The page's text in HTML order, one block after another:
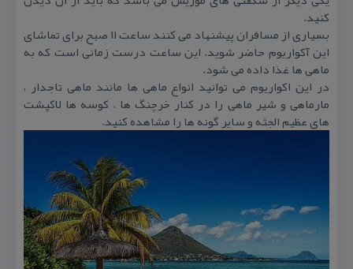
كنید.
بسیاری از مسافران پیشنهاد می كنند ساعت ۱۱ صبح برای تماشای
این آكواریوم حاضر شوید. این ساعت درست زمانی است كه به
ماهی ها غذا داده می شود.
در این اكواریوم می توانید انواع ماهی ها مانند ماهی تاجدار ،
مارماهی و شیر ماهی را در كنار خرچنگ ها ، كوسه ها لاكپشت
های عظیم الجثه و سایر گونه ها را مشاهده كنید.